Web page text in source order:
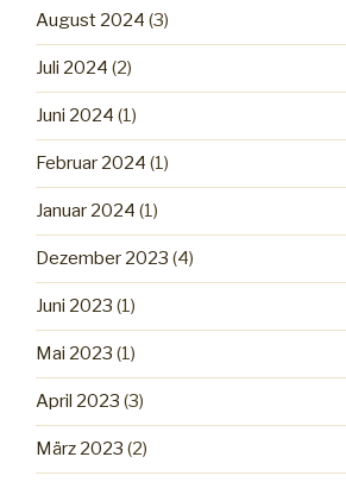
August 2024 (3)
Juli 2024 (2)
Juni 2024 (1)
Februar 2024 (1)
Januar 2024 (1)
Dezember 2023 (4)
Juni 2023 (1)
Mai 2023 (1)
April 2023 (3)
März 2023 (2)